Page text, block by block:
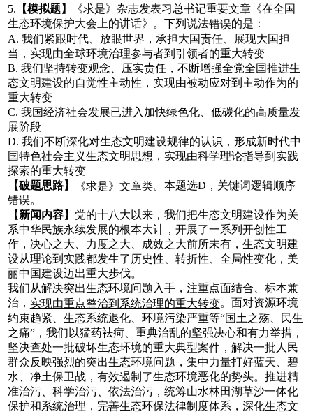
5. 【模拟题】
《求是》杂志发表习总书记重要文章《在全国
生态环境保护大会上的讲话》。下列说法错误的是：
A. 我们紧跟时代、放眼世界，承担大国责任、展现大国担
当，实现由全球环境治理参与者到引领者的重大转变
B. 我们坚持转变观念、压实责任，不断增强全党全国推进生
态文明建设的自觉性主动性，实现由被动应对到主动作为的
重大转变
C. 我国经济社会发展已进入加快绿色化、低碳化的高质量发
展阶段
D. 我们不断深化对生态文明建设规律的认识，形成新时代中
国特色社会主义生态文明思想，实现由科学理论指导到实践
探索的重大转变
【破题思路】
《求是》文章类。本题选D，关键词逻辑顺序
错误。
【新闻内容】 党的十八大以来，我们把生态文明建设作为关
系中华民族永续发展的根本大计，开展了一系列开创性工
作，决心之大、力度之大、成效之大前所未有，生态文明建
设从理论到实践都发生了历史性、转折性、全局性变化，美
丽中国建设迈出重大步伐。
我们从解决突出生态环境问题入手，注重点面结合、标本兼
治， 实现由重点整治到系统治理的重大转变。面对资源环境
约束趋紧、生态系统退化、环境污染严重等“国土之殇、民生
之痛”，我们以猛药祛疴、重典治乱的坚强决心和有力举措，
坚决查处一批破坏生态环境的重大典型案件，解决一批人民
群众反映强烈的突出生态环境问题，集中力量打好蓝天、碧
水、净土保卫战，有效遏制了生态环境恶化的势头。推进精
准治污、科学治污、依法治污，统筹山水林田湖草沙一体化
保护和系统治理，完善生态环保法律制度体系，深化生态文